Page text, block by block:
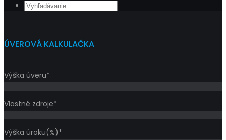
ÚVEROVÁ KALKULAČKA
Výška úveru*
Vlastné zdroje*
Výška úroku(%)*